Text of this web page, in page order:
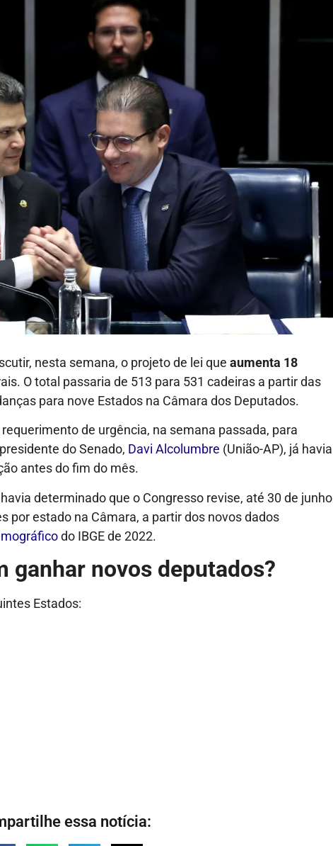
nesta semana, o projeto de lei que aumenta 18
O total passaria de 513 para 531 cadeiras a partir das
para nove Estados na Câmara dos Deputados.
de urgência, na semana passada, para
do Senado, Davi Alcolumbre (União-AP), já havia
antes do fim do mês.
determinado que o Congresso revise, até 30 de junho
por estado na Câmara, a partir dos novos dados
do IBGE de 2022.
ganhar novos deputados?
Estados:
essa notícia: